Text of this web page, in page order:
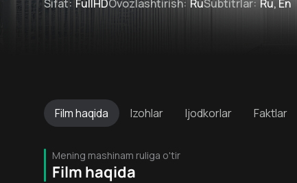
Sifat: FullHDOvozlashtirish: RuSubtitrlar: Ru, En
Filmhaqida Izohlar Ijodkorlar Faktlar
Mening mashinam ruliga o'tir
Film haqida